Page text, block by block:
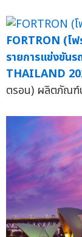
FORTRON (โ
รายการแข่งขัน
THAILAND
ตรอน) ผลิตภัณฑ์